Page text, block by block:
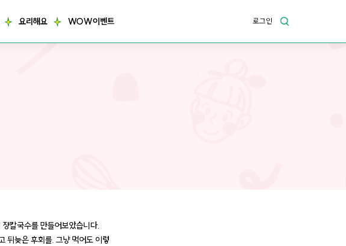
요리해요 WOW이벤트 로그인
칼국수를 만들어보았습니다.
뒤늦은 후회를. 그냥 먹어도 이렇